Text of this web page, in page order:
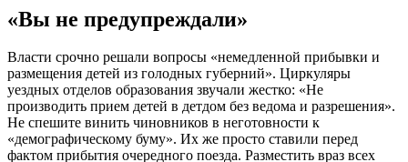
«Вы не предупреждали»
Власти срочно решали вопросы «немедленной прибывки и
размещения детей из голодных губерний». Циркуляры
уездных отделов образования звучали жестко: «Не
производить прием детей в детдом без ведома и разрешения».
Не спешите винить чиновников в неготовности к
«демографическому буму». Их же просто ставили перед
фактом прибытия очередного поезда. Разместить враз всех